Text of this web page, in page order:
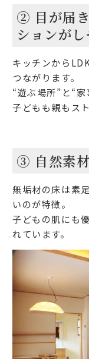
② 目が届
ションが
キッチンから
つながります。
“遊ぶ場所”と“家
子どもも親もス
③ 自然素
無垢材の床は素
いのが特徴。
子どもの肌にも
れています。